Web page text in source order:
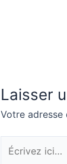
Laisser
Votre adresse
Écrivez
ici…